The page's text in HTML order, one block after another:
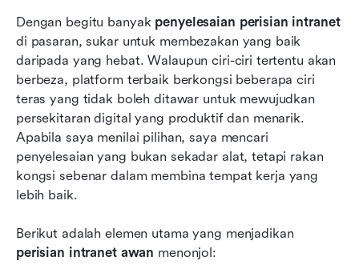
Dengan begitu banyak penyelesaian perisian intranet
di pasaran, sukar untuk membezakan yang baik
daripada yang hebat. Walaupun ciri-ciri tertentu akan
berbeza, platform terbaik berkongsi beberapa ciri
teras yang tidak boleh ditawar untuk mewujudkan
persekitaran digital yang produktif dan menarik.
Apabila saya menilai pilihan, saya mencari
penyelesaian yang bukan sekadar alat, tetapi rakan
kongsi sebenar dalam membina tempat kerja yang
lebih baik.
perisian intranet awan menonjol: